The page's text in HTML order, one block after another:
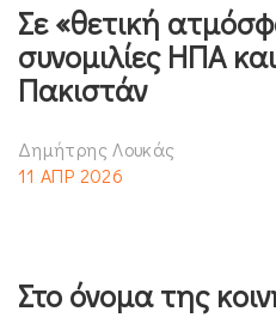
Σε «θετική
συνομιλίες ΗΠΑ
Πακιστάν
Δημήτρης Λουκάς
11 ΑΠΡ 2026
Στο όνομα της